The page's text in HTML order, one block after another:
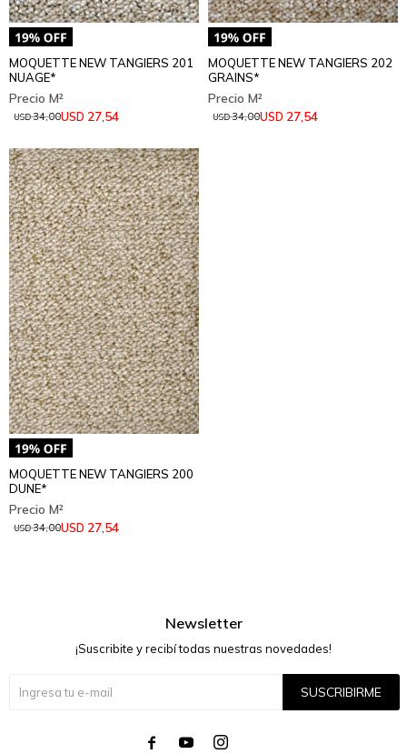
MOQUETTE NEW TANGIERS 201
NUAGE*
USD 27,54
USD34,00
MOQUETTE NEW TANGIERS 202
GRAINS*
USD 27,54
USD34,00
MOQUETTE NEW TANGIERS 200
DUNE*
USD 27,54
USD34,00
Newsletter
¡Suscribite y recibí todas nuestras novedades!
SUSCRIBIRME
  